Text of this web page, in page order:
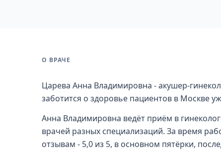
О ВРАЧЕ
Царева Анна Владимировна - акушер-
заботится о здоровье пациентов в Москве
Анна Владимировна ведёт приём в
врачей разных специализаций. За время
отзывам - 5,0 из 5, в основном пятёрки,